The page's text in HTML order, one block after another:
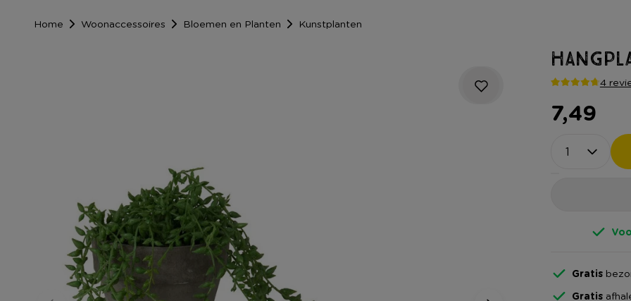
Home Woonaccessoires Bloemen en Planten Kunstplanten
4
7,49
Gratis
Gratis